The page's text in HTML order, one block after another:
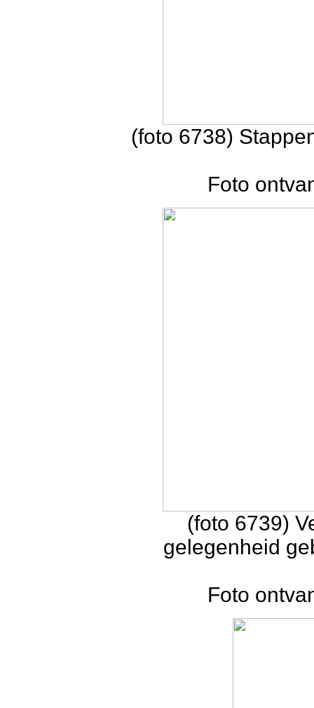
(foto 6738)
Foto
(foto 6739)
gelegenheid
Foto